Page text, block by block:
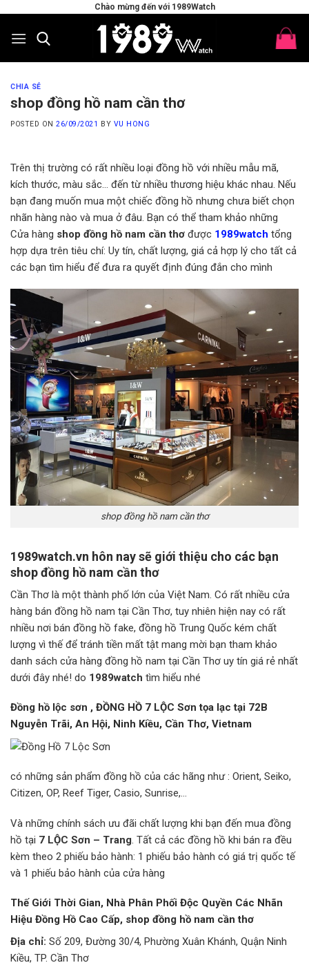
content
Chào mừng đến với 1989Watch
CHIA SẺ
shop đồng hồ nam cần thơ
POSTED ON26/09/2021 BY VU HONG
Trên thị trường có rất nhiều loại đồng hồ với nhiều mẫu mã,
kích thước, màu sắc… đến từ nhiều thương hiệu khác nhau. Nếu
bạn đang muốn mua một chiếc đồng hồ nhưng chưa biết chọn
nhãn hàng nào và mua ở đâu. Bạn có thể tham khảo những
Cửa hàng shop đồng hồ nam cần thơ được 1989watch tổng
hợp dựa trên tiêu chí: Uy tín, chất lượng, giá cả hợp lý cho tất cả
các bạn tìm hiểu để đưa ra quyết định đúng đắn cho mình
shop đồng hồ nam cần thơ
1989watch.vn hôn nay sẽ giới thiệu cho các bạn
shop đồng hồ nam cần thơ
Cần Thơ là một thành phố lớn của Việt Nam. Có rất nhiều cửa
hàng bán đồng hồ nam tại Cần Thơ, tuy nhiên hiện nay có rất
nhiều nơi bán đồng hồ fake, đồng hồ Trung Quốc kém chất
lượng vì thế để tránh tiền mất tật mang mời bạn tham khảo
danh sách cửa hàng đồng hồ nam tại Cần Thơ uy tín giá rẻ nhất
dưới đây nhé! do 1989watch tìm hiểu nhé
Đồng hồ lộc sơn , ĐỒNG HỒ 7 LỘC Sơn tọa lạc tại 72B
Nguyễn Trãi, An Hội, Ninh Kiều, Cần Thơ, Vietnam
có những sản phẩm đồng hồ của các hãng như : Orient, Seiko,
Citizen, OP, Reef Tiger, Casio, Sunrise,…
Và những chính sách ưu đãi chất lượng khi bạn đến mua đồng
hồ tại 7 LỘC Sơn – Trang . Tất cả các đồng hồ khi bán ra đều
kèm theo 2 phiếu bảo hành: 1 phiếu bảo hành có giá trị quốc tế
và 1 phiếu bảo hành của cửa hàng
Thế Giới Thời Gian, Nhà Phân Phối Độc Quyền Các Nhãn
Hiệu Đồng Hồ Cao Cấp, shop đồng hồ nam cần thơ
Địa chỉ: Số 209, Đường 30/4, Phường Xuân Khánh, Quận Ninh
Kiều, TP. Cần Thơ